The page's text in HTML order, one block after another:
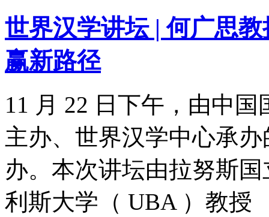
世界汉学讲坛 | 何广思
赢新路径
11 月 22 日下午，由中
主办、世界汉学中心承
办。本次讲坛由拉努斯
利斯大学（ UBA ）教授